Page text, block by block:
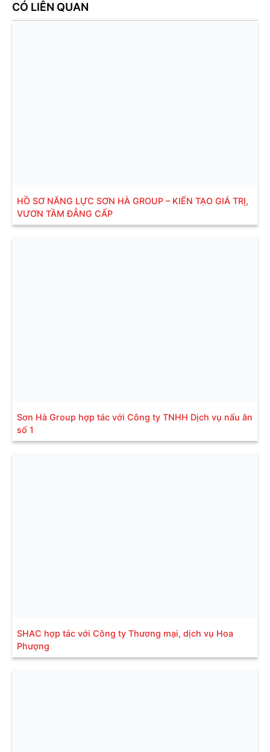
CÓ LIÊN QUAN
HỒ SƠ NĂNG LỰC SƠN HÀ GROUP – KIẾN TẠO GIÁ TRỊ,
VƯƠN TẦM ĐẲNG CẤP
Sơn Hà Group hợp tác với Công ty TNHH Dịch vụ nấu ăn
số 1
SHAC hợp tác với Công ty Thương mại, dịch vụ Hoa
Phượng